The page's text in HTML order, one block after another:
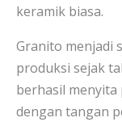
keramik biasa.
Granito menjadi
produksi sejak
berhasil
dengan tangan